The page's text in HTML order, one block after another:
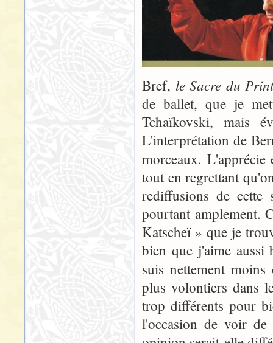
Bref, le Sacre du
de ballet, que je
Tchaïkovski, mais
L'interprétation de
morceaux. L'apprécie
tout en regrettant
rediffusions de
pourtant amplement.
Katscheï » que je
bien que j'aime aussi
suis nettement
plus volontiers dans
trop différents pour
l'occasion de voir de